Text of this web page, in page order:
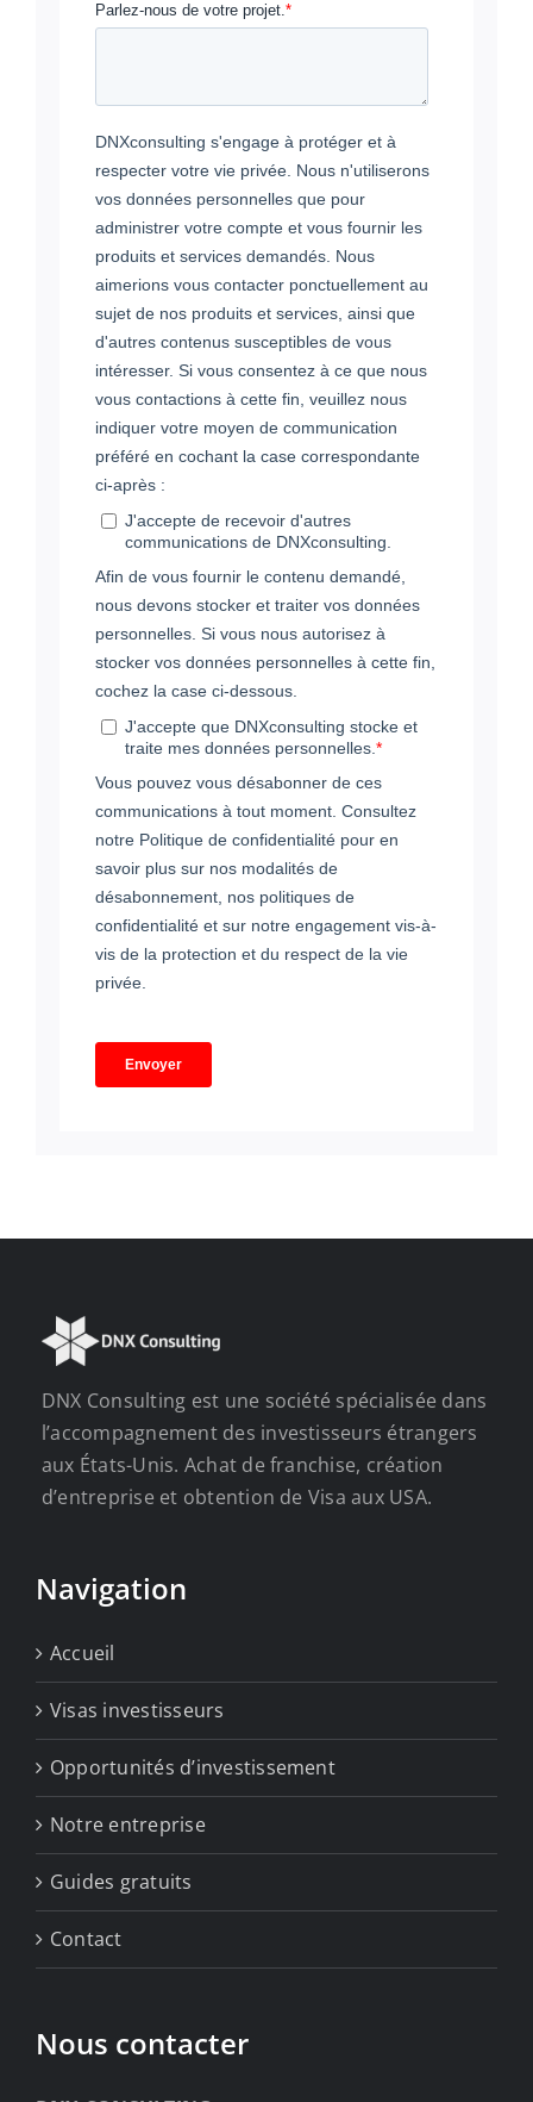
DNX Consulting est une société spécialisée dans
l’accompagnement des investisseurs étrangers
aux États-Unis. Achat de franchise, création
d’entreprise et obtention de Visa aux USA.
Navigation
Accueil
Visas investisseurs
Opportunités d’investissement
Notre entreprise
Guides gratuits
Contact
Nous contacter